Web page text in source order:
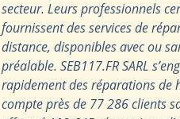
secteur. Leurs professionnels
fournissent des services de
distance, disponibles avec ou
préalable. SEB117.FR SARL
rapidement des réparations de
compte près de 77 286 clients